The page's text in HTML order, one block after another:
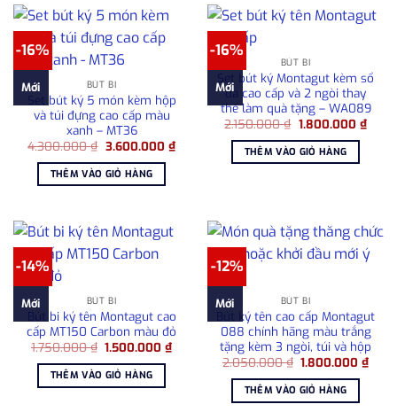
-16%
Mới BÚT BI
Set bút ký 5 món kèm hộp
và túi đựng cao cấp màu
xanh – MT36
4.300.000₫ Giá
là:
4.300.000 ₫.
3.600.000 ₫Giá
hiện
THÊM VÀO GIỎ HÀNG
-16%
Mới
BÚT BI
Set bút ký Montagut kèm sổ
da cao cấp và 2 ngòi thay
thế làm quà tặng – WA089
2.150.000₫ Giá
là:
2.150.000 ₫.
1.800.000 ₫Giá
hiện
THÊM VÀO GIỎ HÀNG
-14%
Mới BÚT BI
Bút bi ký tên Montagut cao
cấp MT150 Carbon màu đỏ
1.750.000₫ Giá
là:
1.750.000 ₫.
1.500.000₫Giá
THÊM VÀO GIỎ HÀNG
-12%
Mới BÚT BI
Bút ký tên cao cấp Montagut
088 chính hãng màu trắng
tặng kèm 3 ngòi, túi và hộp
2.050.000₫ Giá
là:
2.050.000 ₫.
1.800.000₫Giá
THÊM VÀO GIỎ HÀNG